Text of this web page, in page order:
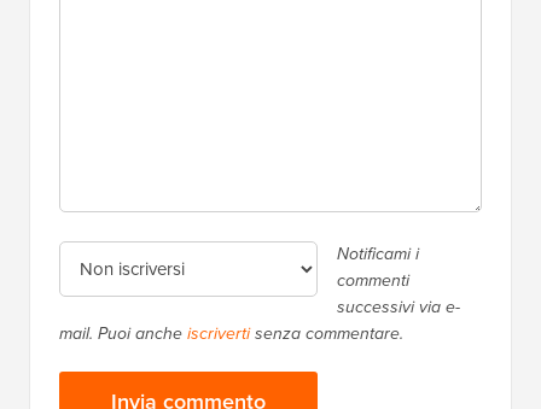
Notificami i
commenti
successivi via e-
mail. Puoi anche iscrivertisenza commentare.